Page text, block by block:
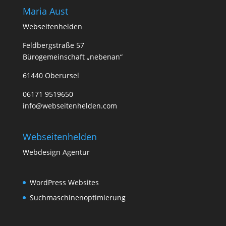
Maria Aust
Webseitenhelden
Feldbergstraße 57
Bürogemeinschaft „nebenan“
61440 Oberursel
06171 9519650
info@webseitenhelden.com
Webseitenhelden
Webdesign Agentur
WordPress Websites
Suchmaschinenoptimierung